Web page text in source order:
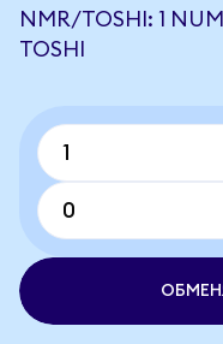
NMR/TOSHI: 1
TOSHI